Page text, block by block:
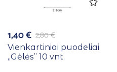
2,80€
1,40€
Vienkartiniai puodeliai
,,Gėlės” 10 vnt.